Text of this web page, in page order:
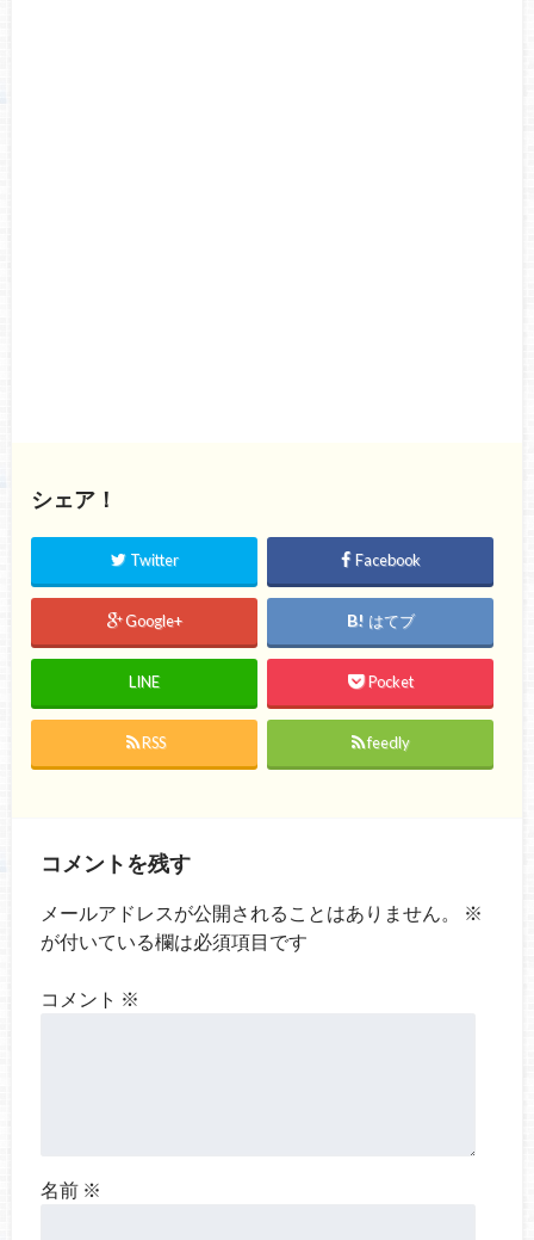
シェア！
Twitter Facebook
Google+ はてブ
LINE Pocket
RSS feedly
コメントを残す
メールアドレスが公開されることはありません。
※
が付いている欄は必須項目です
コメント ※
名前 ※